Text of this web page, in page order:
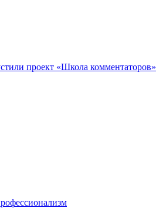
проект «Школа комментаторов»